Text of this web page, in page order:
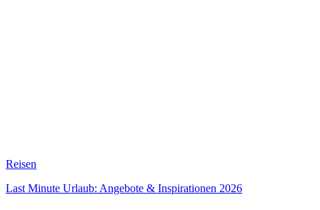
Reisen
Last Minute Urlaub: Angebote & Inspirationen 2026